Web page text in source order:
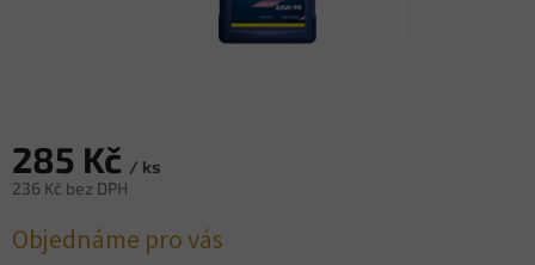
285 Kč / ks
236 Kč bez DPH
cena:
Objednáme pro vás